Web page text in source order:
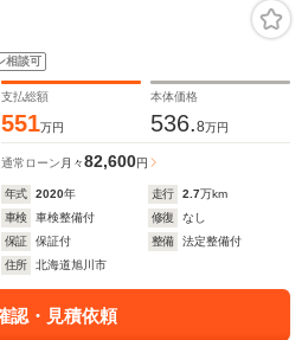
相談可
支払総額
551万円
本体価格
536.8万円
通常ローン 月々82,600円
年式 2020年 走行 2.7万km
車検
車検整備付 修復
なし
保証
保証付 整備
法定整備付
住所
北海道旭川市
認・見積依頼